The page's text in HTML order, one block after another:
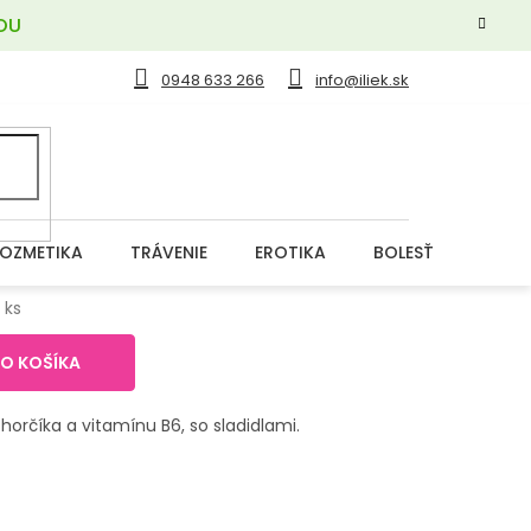
0948 633 266 info@iliek.sk
TRÁVENIE EROTIKA BOLESŤ
KOŠÍKA
a vitamínu B6, so sladidlami.